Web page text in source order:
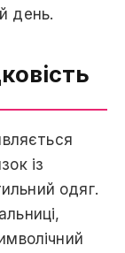
день.
із
одяг.